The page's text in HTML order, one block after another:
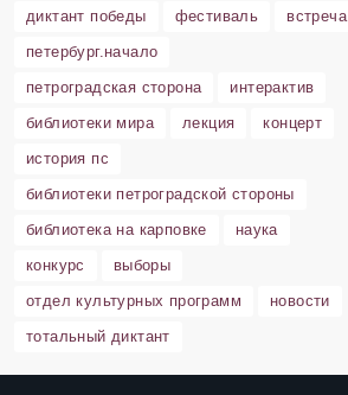
диктант победы
фестиваль
встреча
петербург.начало
петроградская сторона
интерактив
библиотеки мира
лекция
концерт
история пс
библиотеки петроградской стороны
библиотека на карповке
наука
конкурс
выборы
отдел культурных программ
новости
тотальный диктант